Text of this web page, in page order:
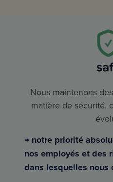
Nous maintenons
matière de sécurité,
→ notre priorité
nos employés et des
dans lesquelles nous